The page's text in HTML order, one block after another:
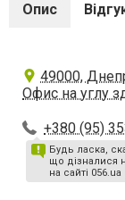
Опис
49000,
Офис на углу
+380 (95)
Будь ласка,
що дізналися
на сайті 056.ua